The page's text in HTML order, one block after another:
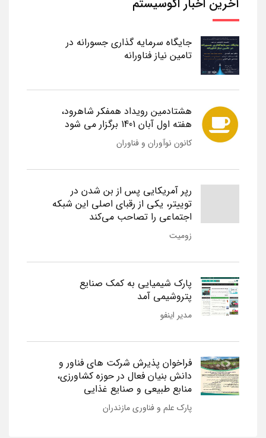
آخرین اخبار اکوسیستم
جایگاه سرمایه گذاری جسورانه در
تامین نیاز فناورانه
هشتادمین رویداد همفکر شاهرود،
هفته اول آبان 1401 برگزار می شود
کانون نوآوران و فناوران
رپر آمریکایی پس از بن شدن در
توییتر، یکی از رقبای اصلی این شبکه
اجتماعی را تصاحب می‌کند
زومیت
پارک شیمیایی به کمک صنایع
پتروشیمی آمد
مدیر اینفو
فراخوان پذیرش شرکت های فناور و
دانش بنیان فعال در حوزه کشاورزی،
منابع طبیعی و صنایع غذایی
پارک علم و فناوری مازندران